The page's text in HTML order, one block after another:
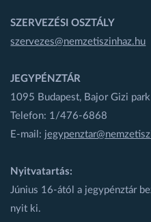
SZERVEZÉSI OSZTÁLY
szervezes@nemzetiszinhaz.hu
JEGYPÉNZTÁR
1095 Budapest, Bajor Gizi
Telefon: 1/476-6868
E-mail:
Nyitvatartás:
Június 16-ától a jegypénztár
nyit ki.